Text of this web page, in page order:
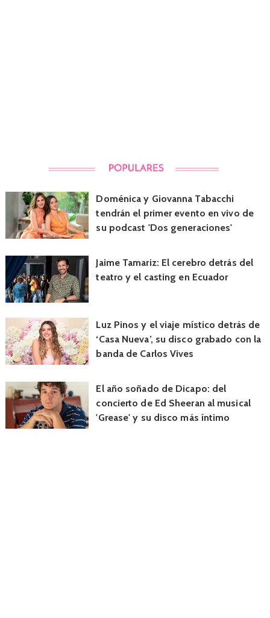
Doménica y Giovanna Tabacchi
tendrán el primer evento en vivo de
su podcast 'Dos generaciones'
Jaime Tamariz: El cerebro detrás del
teatro y el casting en Ecuador
Luz Pinos y el viaje místico detrás de
‘Casa Nueva’, su disco grabado con la
banda de Carlos Vives
El año soñado de Dicapo: del
concierto de Ed Sheeran al musical
'Grease' y su disco más íntimo